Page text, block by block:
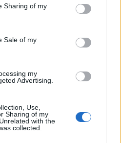
Sharing of my
Sale of my
my
Advertising.
Use,
Sharing of my
with the
collected.
Následující článek
připomínají Židy z Dobříše
zavlečené do koncentračních